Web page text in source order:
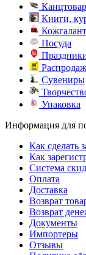
Книги,
Посуда
Сувениры
Упаковка
Информация для
Как сделать
Как
Система
Оплата
Доставка
Возврат
Возврат
Документы
Импортеры
Отзывы